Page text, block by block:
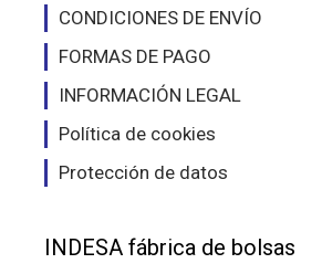
CONDICIONES DE ENVÍO
FORMAS DE PAGO
INFORMACIÓN LEGAL
Política de cookies
Protección de datos
INDESA fábrica de bolsas